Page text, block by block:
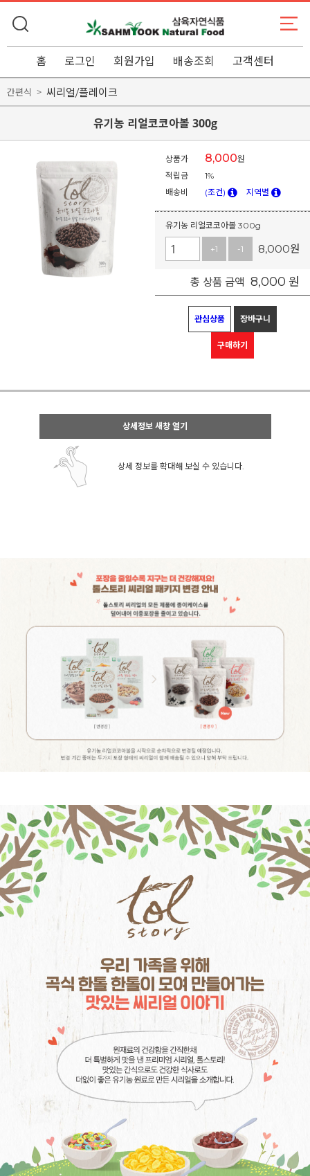
홈 로그인 회원가입 배송조회 고객센터
간편식 씨리얼/플레이크
유기농 리얼코코아볼 300g
상품가 8,000원
적립금
1%
배송비
(조건) 지역별
유기농 리얼코코아볼 300g
+1 -1 8,000원
총 상품 금액 8,000 원
관심상품 장바구니
구매하기
상세정보 새창 열기
상세 정보를 확대해 보실 수 있습니다.